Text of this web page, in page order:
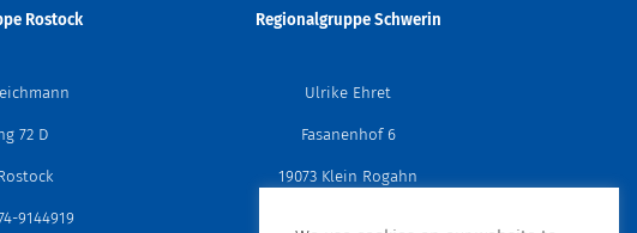
Rostock
72 D
9144919
Regionalgruppe Schwerin
Ulrike Ehret
Fasanenhof 6
19073 Klein Rogahn